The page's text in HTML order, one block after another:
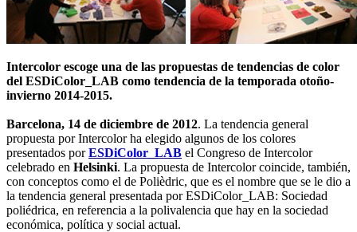
Intercolor escoge una de las propuestas de tendencias de color
del ESDiColor_LAB como tendencia de la temporada otoño-
invierno 2014-2015.
Barcelona, 14 de diciembre de 2012. La tendencia general
propuesta por Intercolor ha elegido algunos de los colores
presentados porESDiColor_LAB el Congreso de Intercolor
celebrado en Helsinki. La propuesta de Intercolor coincide, también,
con conceptos como el de Polièdric, que es el nombre que se le dio a
la tendencia general presentada por ESDiColor_LAB: Sociedad
poliédrica, en referencia a la polivalencia que hay en la sociedad
económica, política y social actual.